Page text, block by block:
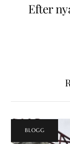
Efter
BLOGG